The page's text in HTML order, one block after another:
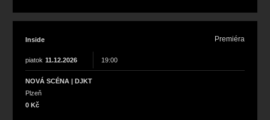
Inside Premiéra
piatok 11.12.2026 19:00
NOVÁ SCÉNA | DJKT
Plzeň
0 Kč